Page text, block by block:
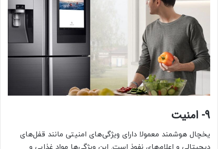
9- امنیت
یخچال هوشمند معمولا دارای ویژگی‌های امنیتی مانند قفل‌های